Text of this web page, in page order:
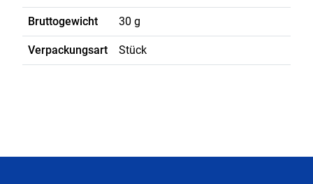
Bruttogewicht 30 g
Verpackungsart Stück